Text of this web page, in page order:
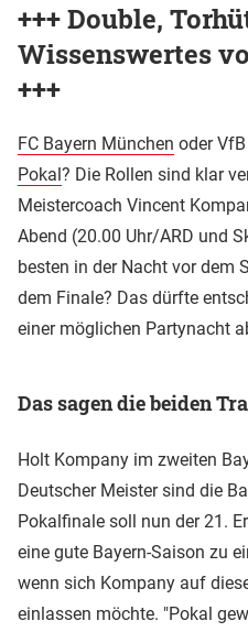
+++ Double,
Wissenswertes
+++
FC Bayern München oder
Pokal? Die Rollen sind klar
Meistercoach Vincent
Abend (20.00 Uhr/ARD und
besten in der Nacht vor dem
dem Finale? Das dürfte
einer möglichen Partynacht
Das sagen die beiden
Holt Kompany im zweiten
Deutscher Meister sind die
Pokalfinale soll nun der 21.
eine gute Bayern-Saison zu
wenn sich Kompany auf
einlassen möchte. "Pokal